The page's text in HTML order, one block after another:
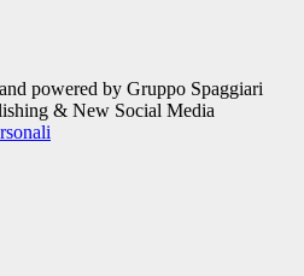
powered by Gruppo Spaggiari
& New Social Media